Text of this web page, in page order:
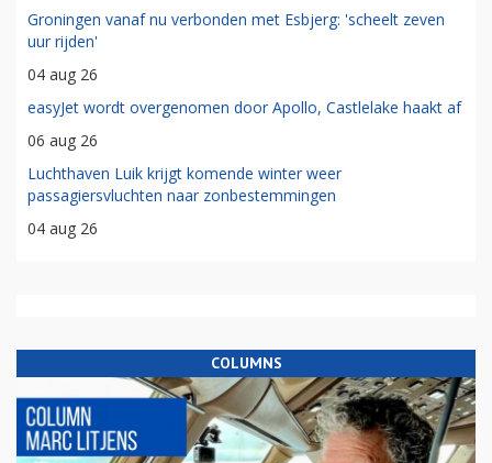
Groningen vanaf nu verbonden met Esbjerg: 'scheelt zeven
uur rijden'
04 aug 26
easyJet wordt overgenomen door Apollo, Castlelake haakt af
06 aug 26
Luchthaven Luik krijgt komende winter weer
passagiersvluchten naar zonbestemmingen
04 aug 26
COLUMNS